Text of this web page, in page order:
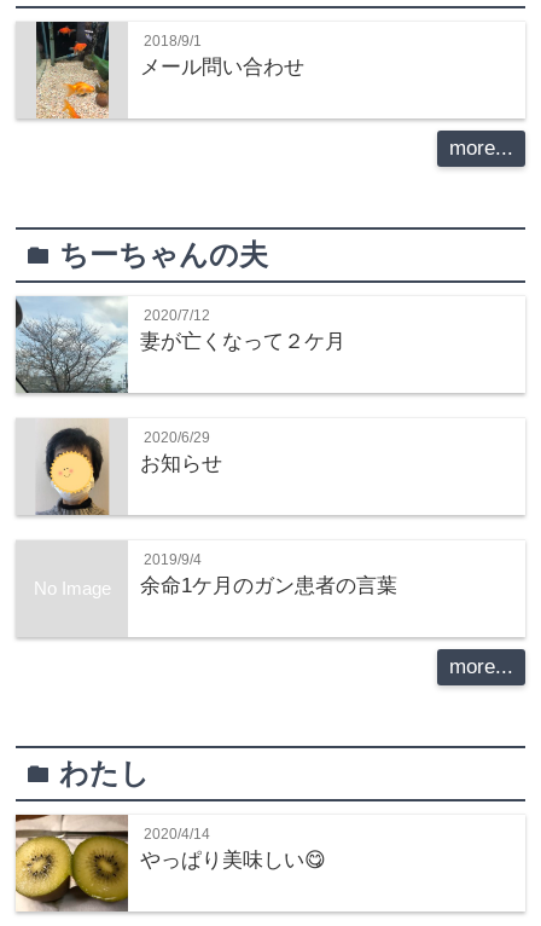
2018/9/1
メール問い合わせ
more...
folder ちーちゃんの夫
2020/7/12
妻が亡くなって２ケ月
2020/6/29
お知らせ
No Image
2019/9/4
余命1ケ月のガン患者の言葉
more...
folderわたし
2020/4/14
やっぱり美味しい😋